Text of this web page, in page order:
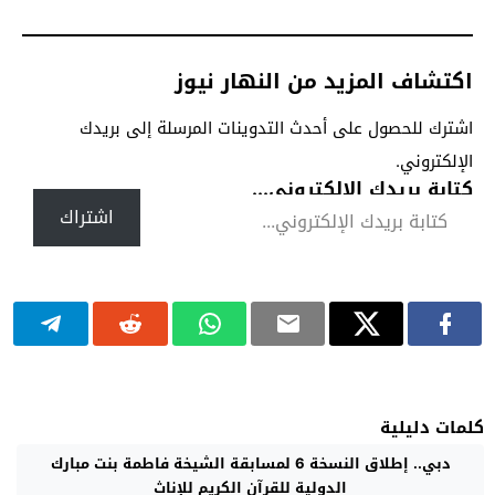
اكتشاف المزيد من النهار نيوز
اشترك للحصول على أحدث التدوينات المرسلة إلى بريدك
الإلكتروني.
كتابة بريدك الإلكتروني...
اشتراك
كلمات دليلية
دبي.. إطلاق النسخة 6 لمسابقة الشيخة فاطمة بنت مبارك
الدولية للقرآن الكريم للإناث